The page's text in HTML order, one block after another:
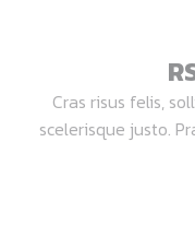
Cras risus felis,
scelerisque justo.